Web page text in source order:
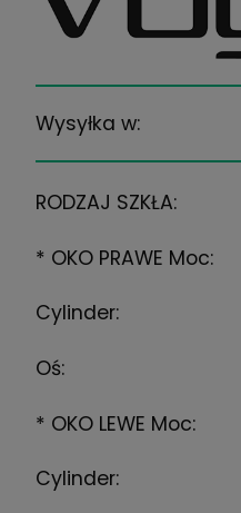
Vogue
RODZAJ SZKŁA: